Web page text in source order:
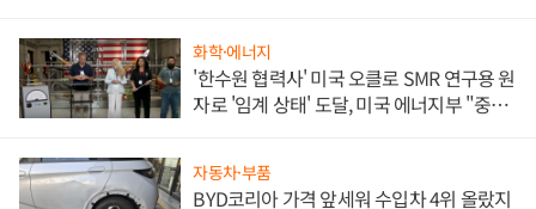
화학·에너지
'한수원 협력사' 미국 오클로 SMR 연구용 원
자로 '임계 상태' 도달, 미국 에너지부 "중요
자동차·부품
BYD코리아 가격 앞세워 수입차 4위 올랐지